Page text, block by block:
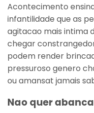
Acontecimento
infantilidade que as
agitacao mais intima
chegar
podem render
pressuroso genero
ou amansat jamais
Nao quer